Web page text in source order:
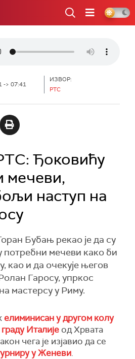
-> 07:41
ИЗВОР:
РТС
Ђоковићу
мечеви,
наступ на
Бубањ рекао је да су
мечеви како би
као и да очекује његов
Гаросу, упркос
мастерсу у Риму.
елиминисан у другом колу
Италије од Хрвата
чега је изјавио да се
у Женеви.